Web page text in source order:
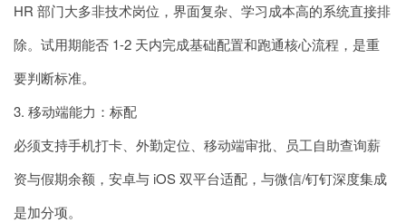
HR 部门大多非技术岗位，界面复杂、学习成本高的系统直接排
除。试用期能否 1-2 天内完成基础配置和跑通核心流程，是重
要判断标准。
3. 移动端能力：标配
必须支持手机打卡、外勤定位、移动端审批、员工自助查询薪
资与假期余额，安卓与 iOS 双平台适配，与微信/钉钉深度集成
是加分项。